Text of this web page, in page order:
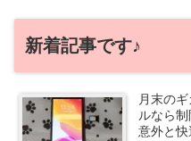
新着記事です♪
月末の
ルなら
意外と快